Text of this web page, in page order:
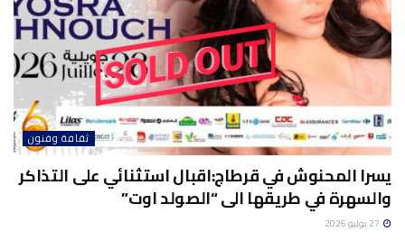
ثقافة وفنون
يسرا المحنوش في قرطاج:اقبال استثنائي على التذاكر
والسهرة في طريقها الى “الصولد اوت”